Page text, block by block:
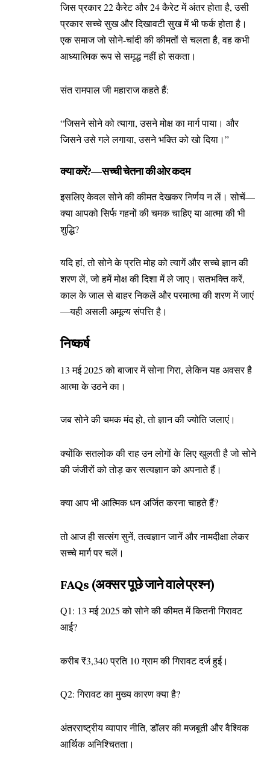
जिस प्रकार 22 कैरेट और 24 कैरेट में अंतर होता है, उसी
प्रकार सच्चे सुख और दिखावटी सुख में भी फर्क होता है।
एक समाज जो सोने-चांदी की कीमतों से चलता है, वह कभी
आध्यात्मिक रूप से समृद्ध नहीं हो सकता।
संत रामपाल जी महाराज कहते हैं:
“जिसने सोने को त्यागा, उसने मोक्ष का मार्ग पाया। और
जिसने उसे गले लगाया, उसने भक्ति को खो दिया।”
क्या करें?—सच्ची चेतना की ओर कदम
इसलिए केवल सोने की कीमत देखकर निर्णय न लें। सोचें—
क्या आपको सिर्फ गहनों की चमक चाहिए या आत्मा की भी
शुद्धि?
यदि हां, तो सोने के प्रति मोह को त्यागें और सच्चे ज्ञान की
शरण लें, जो हमें मोक्ष की दिशा में ले जाए। सतभक्ति करें,
काल के जाल से बाहर निकलें और परमात्मा की शरण में जाएं
—यही असली अमूल्य संपत्ति है।
निष्कर्ष
13 मई 2025 को बाजार में सोना गिरा, लेकिन यह अवसर है
आत्मा के उठने का।
जब सोने की चमक मंद हो, तो ज्ञान की ज्योति जलाएं।
क्योंकि सतलोक की राह उन लोगों के लिए खुलती है जो सोने
की जंजीरों को तोड़ कर सत्यज्ञान को अपनाते हैं।
क्या आप भी आत्मिक धन अर्जित करना चाहते हैं?
तो आज ही सत्संग सुनें, तत्वज्ञान जानें और नामदीक्षा लेकर
सच्चे मार्ग पर चलें।
FAQs (अक्सर पूछे जाने वाले प्रश्न)
Q1: 13 मई 2025 को सोने की कीमत में कितनी गिरावट
आई?
करीब ₹3,340 प्रति 10 ग्राम की गिरावट दर्ज हुई।
Q2: गिरावट का मुख्य कारण क्या है?
अंतरराष्ट्रीय व्यापार नीति, डॉलर की मजबूती और वैश्विक
आर्थिक अनिश्चितता।